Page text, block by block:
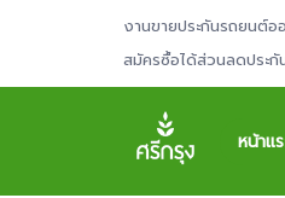
งานขายประกันรถยนต์
สมัครซื้อได้ส่วนลดประ
หน้าแ